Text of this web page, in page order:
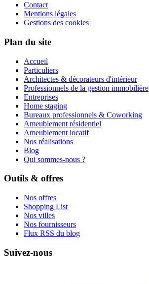
Contact
Mentions légales
Gestions des cookies
Plan du site
Accueil
Particuliers
Architectes & décorateurs d'intérieur
Professionnels de la gestion immobilière
Entreprises
Home staging
Bureaux professionnels & Coworking
Ameublement résidentiel
Ameublement locatif
Nos réalisations
Blog
Qui sommes-nous ?
Outils & offres
Nos offres
Shopping List
Nos villes
Nos fournisseurs
Flux RSS du blog
Suivez-nous